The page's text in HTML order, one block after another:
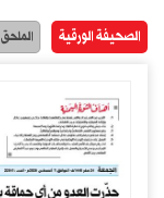
الصحيفة الورقية الملحق